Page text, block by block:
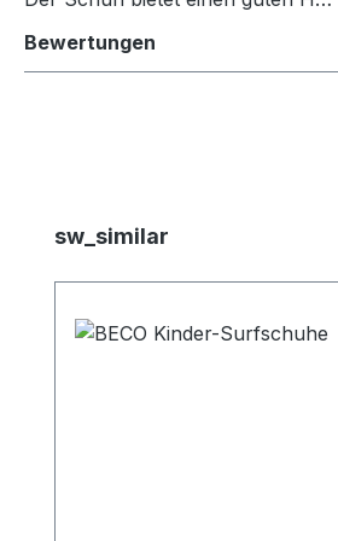
Bewertungen
Produktgalerie überspringen
sw_similar